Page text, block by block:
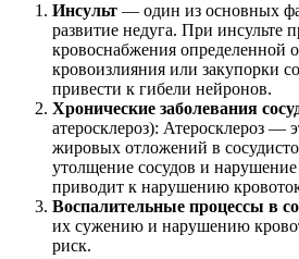
Инсульт — один из основных
развитие недуга. При инсульте
кровоснабжения определенной
кровоизлияния или закупорки
привести к гибели нейронов.
Хронические заболевания
атеросклероз): Атеросклероз —
жировых отложений в
утолщение сосудов и нарушение
приводит к нарушению
Воспалительные процессы в
их сужению и нарушению
риск.